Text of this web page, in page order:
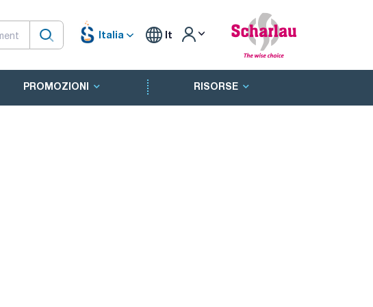
Italia It
PROMOZIONI RISORSE